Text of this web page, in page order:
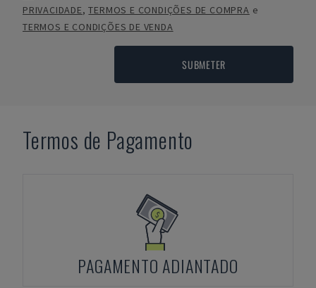
PRIVACIDADE,TERMOS E CONDIÇÕES DE COMPRA e
TERMOS E CONDIÇÕES DE VENDA
SUBMETER
Termos de Pagamento
PAGAMENTO ADIANTADO